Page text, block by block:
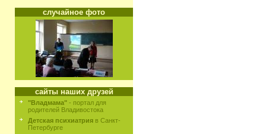
случайное фото
сайты наших друзей
"Владмама" - портал для
родителей Владивостока
Детская психиатрия в Санкт-
Петербурге